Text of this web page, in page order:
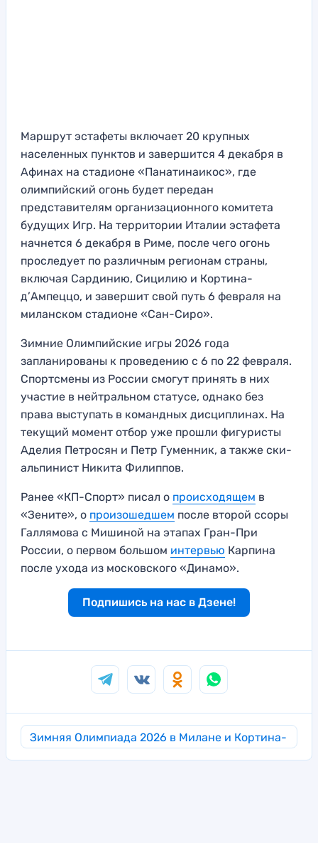
Маршрут эстафеты включает 20 крупных
населенных пунктов и завершится 4 декабря в
Афинах на стадионе «Панатинаикос», где
олимпийский огонь будет передан
представителям организационного комитета
будущих Игр. На территории Италии эстафета
начнется 6 декабря в Риме, после чего огонь
проследует по различным регионам страны,
включая Сардинию, Сицилию и Кортина-
д’Ампеццо, и завершит свой путь 6 февраля на
миланском стадионе «Сан-Сиро».
Зимние Олимпийские игры 2026 года
запланированы к проведению с 6 по 22 февраля.
Спортсмены из России смогут принять в них
участие в нейтральном статусе, однако без
права выступать в командных дисциплинах. На
текущий момент отбор уже прошли фигуристы
Аделия Петросян и Петр Гуменник, а также ски-
альпинист Никита Филиппов.
Ранее «КП-Спорт» писал о происходящем в
«Зените», о произошедшем после второй ссоры
Галлямова с Мишиной на этапах Гран-При
России, о первом большом интервью Карпина
после ухода из московского «Динамо».
Подпишись на нас в Дзене!
Зимняя Олимпиада 2026 в Милане и Кортина-
д’Ампеццо